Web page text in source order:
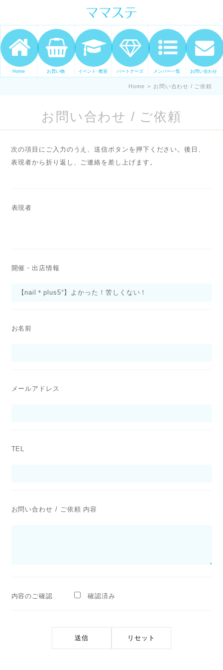
ママの才能発信します。 手づくり
表現ステージ ママステ スキル・セ
ンスを表現したいママが集まって
ます。
Home お買い物 イベント･教室 パートナーズ メンバー一覧 お問い合わせ
Home > お問い合わせ / ご依頼
お問い合わせ / ご依頼
次の項目にご入力のうえ、送信ボタンを押下ください。後日、
表現者から折り返し、ご連絡を差し上げます。
表現者
開催・出店情報
お名前
メールアドレス
TEL
お問い合わせ / ご依頼 内容
内容のご確認 確認済み